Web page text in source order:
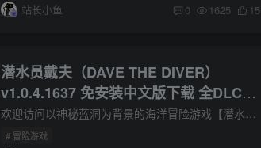
站长小鱼 0 1625 15
潜水员戴夫（DAVE THE DIVER）
v1.0.4.1637 免安装中文版下载 全DLC-
一番的假日 附修改器+yuzu模拟器 本体
+1.0.2.747升补+4DLC
欢迎访问以神秘蓝洞为背景的海洋冒险游戏【潜水员戴夫 DAVE THE DIVER】。 白天在美丽的大海里打鱼，晚上经营寿司店赚钱。 伴随着个性强的同事们的故事展开的海底谜团。神秘又崭新的乐趣正在等...
# 冒险游戏